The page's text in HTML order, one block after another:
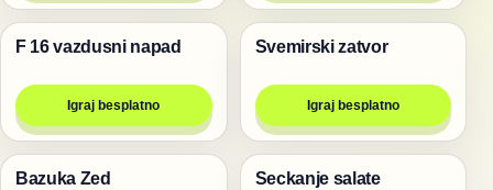
Pucanje
F 16 vazdusni napad
Igraj besplatno
Pucanje
Svemirski zatvor
Igraj besplatno
Pucanje
Bazuka Zed Pucanje
Seckanje salate